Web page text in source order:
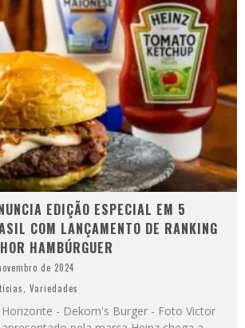
EDIÇÃO ESPECIAL EM 5
COM LANÇAMENTO DE RANKING
HAMBÚRGUER
de 2024
, Variedades
- Dekom's Burger - Foto Victor